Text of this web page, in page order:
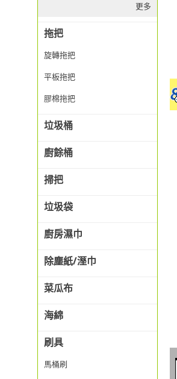
更多
拖把
旋轉拖把
平板拖把
膠棉拖把
垃圾桶
廚餘桶
掃把
垃圾袋
廚房濕巾
除塵紙/溼巾
菜瓜布
海綿
刷具
馬桶刷